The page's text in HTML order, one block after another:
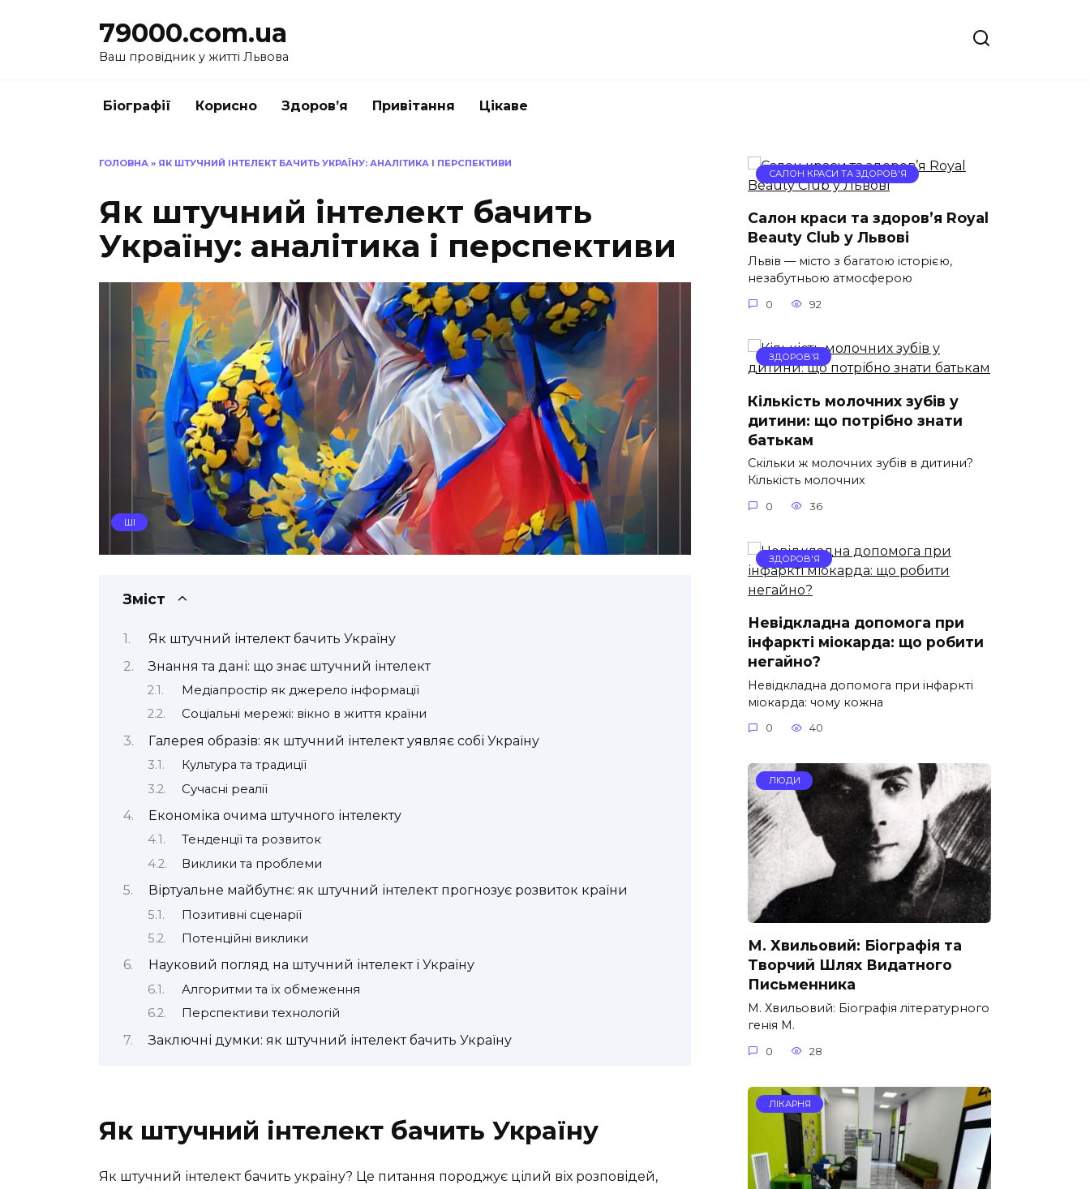
79000.com.ua
Ваш провідник у житті Львова
Біографії Корисно Здоров’я Привітання Цікаве
ГОЛОВНА » ЯК ШТУЧНИЙ ІНТЕЛЕКТ БАЧИТЬ УКРАЇНУ: АНАЛІТИКА І ПЕРСПЕКТИВИ
Як штучний інтелект бачить
Україну: аналітика і перспективи
ШІ
Зміст
Як штучний інтелект бачить Україну
Знання та дані: що знає штучний інтелект
Медіапростір як джерело інформації
Соціальні мережі: вікно в життя країни
Галерея образів: як штучний інтелект уявляє собі Україну
Культура та традиції
Сучасні реалії
Економіка очима штучного інтелекту
Тенденції та розвиток
Виклики та проблеми
Віртуальне майбутнє: як штучний інтелект прогнозує розвиток країни
Позитивні сценарії
Потенційні виклики
Науковий погляд на штучний інтелект і Україну
Алгоритми та їх обмеження
Перспективи технологій
Заключні думки: як штучний інтелект бачить Україну
Як штучний інтелект бачить Україну
Як штучний інтелект бачить україну? Це питання породжує цілий віх розповідей,
САЛОН КРАСИ ТА ЗДОРОВ'Я
Салон краси та здоров’я Royal
Beauty Club у Львові
Львів — місто з багатою історією,
незабутньою атмосферою
0 92
ЗДОРОВ’Я
Кількість молочних зубів у
дитини: що потрібно знати
батькам
Скільки ж молочних зубів в дитини?
Кількість молочних
0 36
ЗДОРОВ'Я
Невідкладна допомога при
інфаркті міокарда: що робити
негайно?
Невідкладна допомога при інфаркті
міокарда: чому кожна
0 40
ЛЮДИ
М. Хвильовий: Біографія та
Творчий Шлях Видатного
Письменника
М. Хвильовий: Біографія літературного
генія М.
0 28
ЛІКАРНЯ